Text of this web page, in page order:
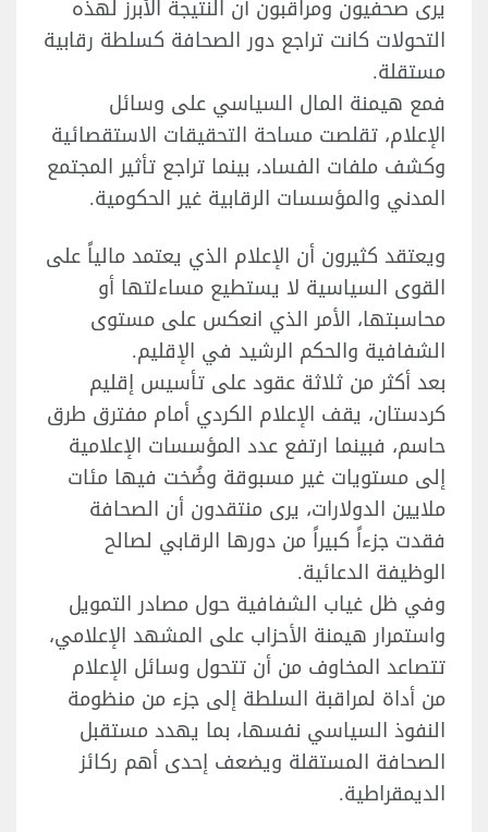
يرى صحفيون ومراقبون أن النتيجة الأبرز لهذه
التحولات كانت تراجع دور الصحافة كسلطة رقابية
مستقلة.
فمع هيمنة المال السياسي على وسائل
الإعلام، تقلصت مساحة التحقيقات الاستقصائية
وكشف ملفات الفساد، بينما تراجع تأثير المجتمع
المدني والمؤسسات الرقابية غير الحكومية.
ويعتقد كثيرون أن الإعلام الذي يعتمد مالياً على
القوى السياسية لا يستطيع مساءلتها أو
محاسبتها، الأمر الذي انعكس على مستوى
الشفافية والحكم الرشيد في الإقليم.
بعد أكثر من ثلاثة عقود على تأسيس إقليم
كردستان، يقف الإعلام الكردي أمام مفترق طرق
حاسم، فبينما ارتفع عدد المؤسسات الإعلامية
إلى مستويات غير مسبوقة وضُخت فيها مئات
ملايين الدولارات، يرى منتقدون أن الصحافة
فقدت جزءاً كبيراً من دورها الرقابي لصالح
الوظيفة الدعائية.
وفي ظل غياب الشفافية حول مصادر التمويل
واستمرار هيمنة الأحزاب على المشهد الإعلامي،
تتصاعد المخاوف من أن تتحول وسائل الإعلام
من أداة لمراقبة السلطة إلى جزء من منظومة
النفوذ السياسي نفسها، بما يهدد مستقبل
الصحافة المستقلة ويضعف إحدى أهم ركائز
الديمقراطية.